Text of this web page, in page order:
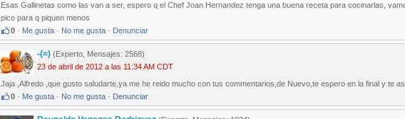
Esas Gallinetas como las van a ser, espero q el Chef Joan Hernandez tenga una buena receta para cocinarlas,
pico para q piquen menos
0 · Me gusta · No me gusta · Denunciar
-(=) (Experto, Mensajes: 2568)
23 de abril de 2012 a las 11:34 AM CDT
Jaja ,Alfredo ,que gusto saludarte,ya me he reido mucho con tus commentarios,de Nuevo,te espero en la final y te
0 · Me gusta · No me gusta · Denunciar